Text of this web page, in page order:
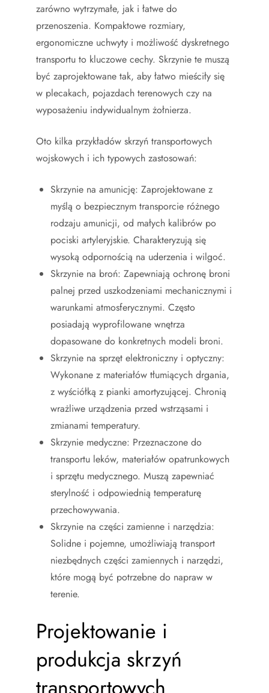
zarówno wytrzymałe, jak i łatwe do
przenoszenia. Kompaktowe rozmiary,
ergonomiczne uchwyty i możliwość dyskretnego
transportu to kluczowe cechy. Skrzynie te muszą
być zaprojektowane tak, aby łatwo mieściły się
w plecakach, pojazdach terenowych czy na
wyposażeniu indywidualnym żołnierza.
Oto kilka przykładów skrzyń transportowych
wojskowych i ich typowych zastosowań:
Skrzynie na amunicję: Zaprojektowane z
myślą o bezpiecznym transporcie różnego
rodzaju amunicji, od małych kalibrów po
pociski artyleryjskie. Charakteryzują się
wysoką odpornością na uderzenia i wilgoć.
Skrzynie na broń: Zapewniają ochronę broni
palnej przed uszkodzeniami mechanicznymi i
warunkami atmosferycznymi. Często
posiadają wyprofilowane wnętrza
dopasowane do konkretnych modeli broni.
Skrzynie na sprzęt elektroniczny i optyczny:
Wykonane z materiałów tłumiących drgania,
z wyściółką z pianki amortyzującej. Chronią
wrażliwe urządzenia przed wstrząsami i
zmianami temperatury.
Skrzynie medyczne: Przeznaczone do
transportu leków, materiałów opatrunkowych
i sprzętu medycznego. Muszą zapewniać
sterylność i odpowiednią temperaturę
przechowywania.
Skrzynie na części zamienne i narzędzia:
Solidne i pojemne, umożliwiają transport
niezbędnych części zamiennych i narzędzi,
które mogą być potrzebne do napraw w
terenie.
Projektowanie i
produkcja skrzyń